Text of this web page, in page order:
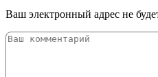
Ваш электронный адрес не